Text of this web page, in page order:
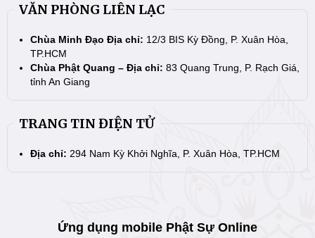
VĂN PHÒNG LIÊN LẠC
Chùa Minh Đạo Địa chỉ: 12/3 BIS Kỳ Đồng, P. Xuân Hòa,
TP.HCM
Chùa Phật Quang – Địa chỉ: 83 Quang Trung, P. Rạch Giá,
tỉnh An Giang
TRANG TIN ĐIỆN TỬ
Địa chỉ: 294 Nam Kỳ Khởi Nghĩa, P. Xuân Hòa, TP.HCM
Ứng dụng mobile Phật Sự Online